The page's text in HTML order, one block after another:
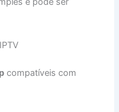
compatíveis com